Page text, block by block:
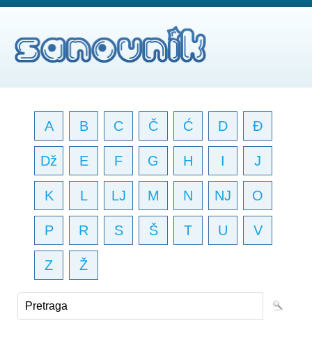
A B C Č Ć D Đ
Dž E F G H I J
K L LJ M N NJ O
P R S Š T U V
Z Ž